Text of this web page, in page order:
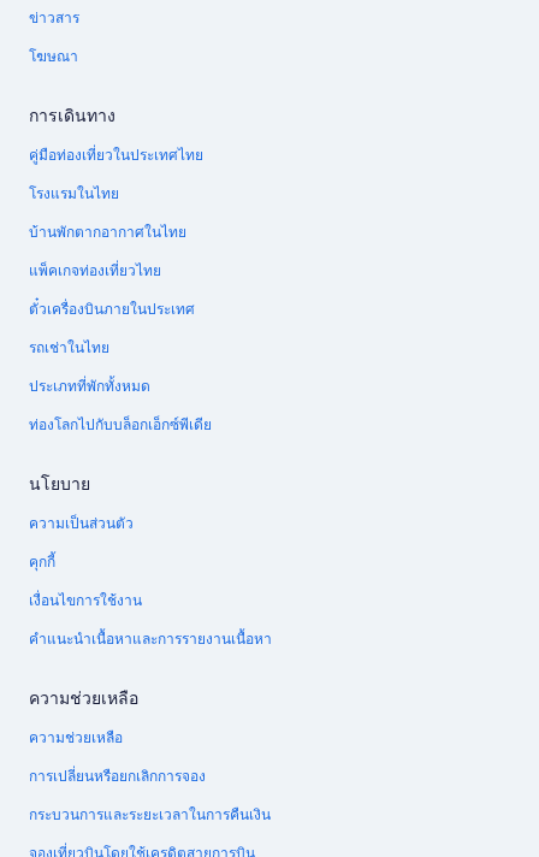
ข่าวสาร
โฆษณา
การเดินทาง
คู่มือท่องเที่ยวในประเทศไทย
โรงแรมในไทย
บ้านพักตากอากาศในไทย
แพ็คเกจท่องเที่ยวไทย
ตั๋วเครื่องบินภายในประเทศ
รถเช่าในไทย
ประเภทที่พักทั้งหมด
ท่องโลกไปกับบล็อกเอ็กซ์พีเดีย
นโยบาย
ความเป็นส่วนตัว
คุกกี้
เงื่อนไขการใช้งาน
คำแนะนำเนื้อหาและการรายงานเนื้อหา
ความช่วยเหลือ
ความช่วยเหลือ
การเปลี่ยนหรือยกเลิกการจอง
กระบวนการและระยะเวลาในการคืนเงิน
จองเที่ยวบินโดยใช้เครดิตสายการบิน